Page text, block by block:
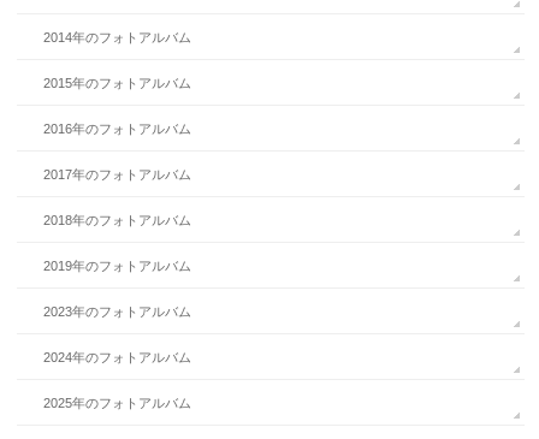
2014年のフォトアルバム
2015年のフォトアルバム
2016年のフォトアルバム
2017年のフォトアルバム
2018年のフォトアルバム
2019年のフォトアルバム
2023年のフォトアルバム
2024年のフォトアルバム
2025年のフォトアルバム